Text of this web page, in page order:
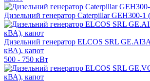
Дизельний генератор Caterpillar GEH300-
Дизельний генератор ELCOS SRL
кВА), капот
500 - 750 кВт